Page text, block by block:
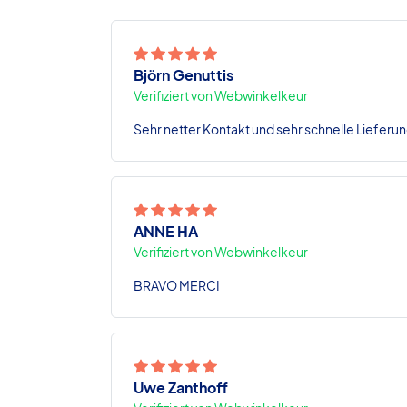
Björn Genuttis
Verifiziert von Webwinkelkeur
Sehr netter Kontakt und sehr schnelle
ANNE HA
Verifiziert von Webwinkelkeur
BRAVO MERCI
Uwe Zanthoff